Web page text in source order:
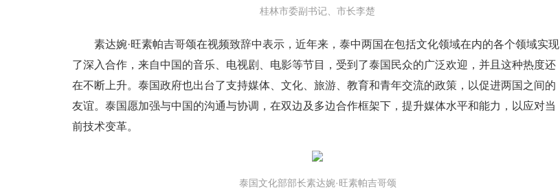
桂林市委副书记、市长李楚
素达婉·旺素帕吉哥颂在视频致辞中表示，近年来，泰中两国在包括文化领域在内的各个领域实现
了深入合作，来自中国的音乐、电视剧、电影等节目，受到了泰国民众的广泛欢迎，并且这种热度还
在不断上升。泰国政府也出台了支持媒体、文化、旅游、教育和青年交流的政策，以促进两国之间的
友谊。泰国愿加强与中国的沟通与协调，在双边及多边合作框架下，提升媒体水平和能力，以应对当
前技术变革。
泰国文化部部长素达婉·旺素帕吉哥颂